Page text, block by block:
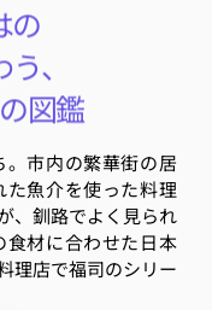
の
、
図鑑
市内の繁華街の居
魚介を使った料理
、釧路でよく見られ
材に合わせた日本
理店で福司のシリー